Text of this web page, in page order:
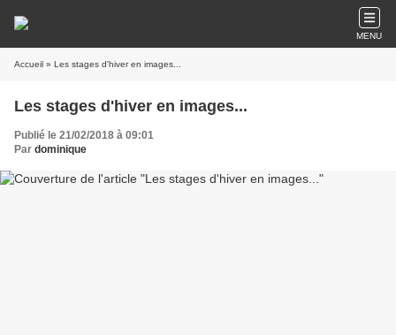
MENU
Accueil » Les stages d'hiver en images...
Les stages d'hiver en images...
Publié le 21/02/2018 à 09:01
Par dominique